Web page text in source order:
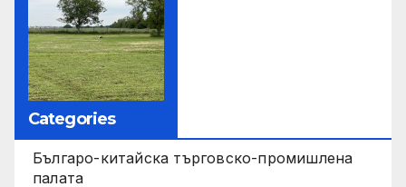
Categories
Българо-китайска търговско-промишлена
палата